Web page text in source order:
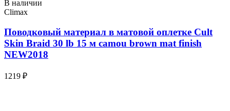
В наличии
Climax
Поводковый материал в матовой оплетке Cult
Skin Braid 30 lb 15 м camou brown mat finish
NEW2018
1219 ₽